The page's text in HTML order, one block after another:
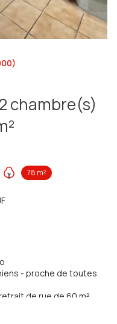
m²
78 m²
- proche de toutes
de rue de 60 m²